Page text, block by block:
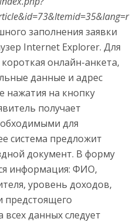
заполнения заявки
Internet Explorer. Для
онлайн-анкета,
данные и адрес
нажатия на кнопку
получает
для
система предложит
документ. В форму
информация: ФИО,
уровень доходов,
предстоящего
данных следует